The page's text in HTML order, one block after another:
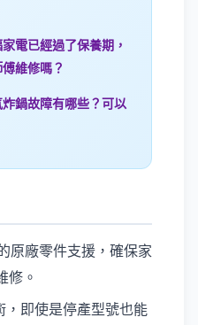
電已經過了保養期，
維修嗎？
鍋故障有哪些？可以
原廠零件支援，確保家
修。
即使是停產型號也能